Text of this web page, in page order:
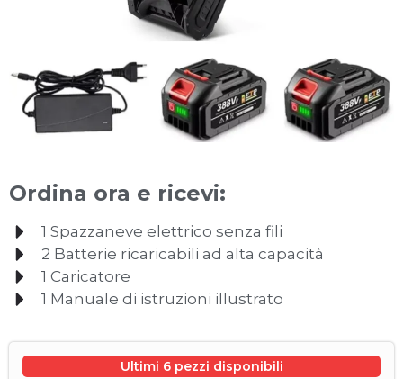
Ordina ora e ricevi:
1 Spazzaneve elettrico senza fili
2 Batterie ricaricabili ad alta capacità
1 Caricatore
1 Manuale di istruzioni illustrato
Ultimi 6 pezzi disponibili